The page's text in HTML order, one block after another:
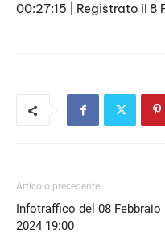
SHARE
00:27:15
Registrato il 8
Articolo precedente
Infotraffico del 08 Febbraio
2024 19:00